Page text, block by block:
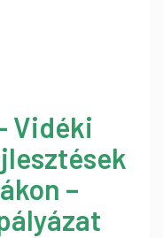
Vidéki
–